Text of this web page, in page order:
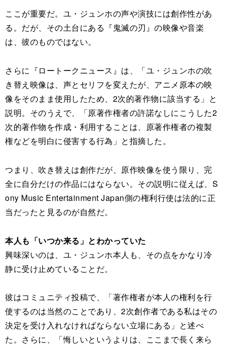
ここが重要だ。ユ・ジュンホの声や演技には創作性があ
る。だが、その土台にある『鬼滅の刃』の映像や音楽
は、彼のものではない。
さらに『ロートークニュース』は、「ユ・ジュンホの吹
き替え映像は、声とセリフを変えたが、アニメ原本の映
像をそのまま使用したため、2次的著作物に該当する」と
説明。そのうえで、「原著作権者の許諾なしにこうした2
次的著作物を作成・利用することは、原著作権者の複製
権などを明白に侵害する行為」と指摘した。
つまり、吹き替えは創作だが、原作映像を使う限り、完
全に自分だけの作品にはならない。その説明に従えば、S
ony Music Entertainment Japan側の権利行使は法的に正
当だったと見るのが自然だ。
本人も「いつか来る」とわかっていた
興味深いのは、ユ・ジュンホ本人も、その点をかなり冷
静に受け止めていることだ。
彼はコミュニティ投稿で、「著作権者が本人の権利を行
使するのは当然のことであり、2次創作者である私はその
決定を受け入れなければならない立場にある」と述べ
た。さらに、「悔しいというよりは、ここまで長く来ら